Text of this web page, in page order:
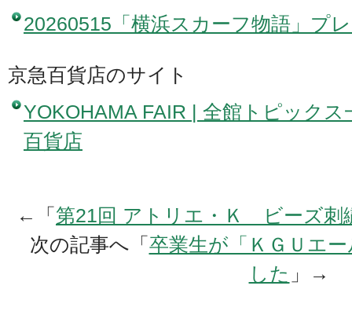
20260515「横浜スカーフ物語」プ
京急百貨店のサイト
YOKOHAMA FAIR | 全館トピック
百貨店
←「 第21回 アトリエ・Ｋ ビーズ刺
次の記事へ「 卒業生が「ＫＧＵエ
した 」→